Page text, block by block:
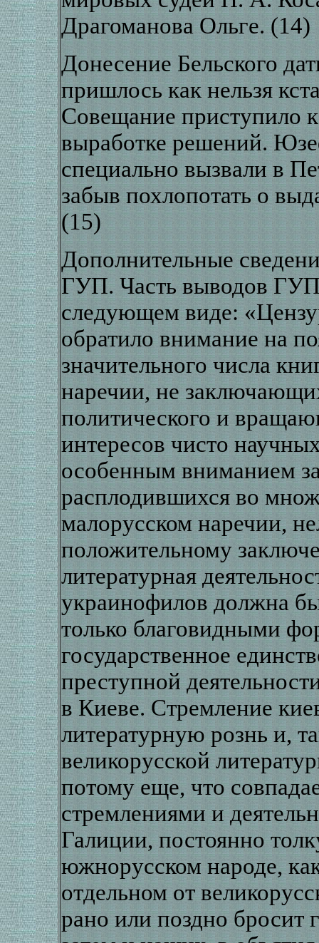
Драгоманова Ольге. (14)
Донесение Бельского
пришлось как нельзя
Совещание приступило
выработке решений.
специально вызвали в
забыв похлопотать о
(15)
Дополнительные
ГУП. Часть выводов
следующем виде:
обратило внимание на
значительного числа
наречии, не
политического и
интересов чисто
особенным вниманием
расплодившихся во
малорусском наречии,
положительному
литературная
украинофилов должна
только благовидными
государственное
преступной
в Киеве. Стремление
литературную рознь и,
великорусской
потому еще, что
стремлениями и
Галиции, постоянно
южнорусском народе,
отдельном от
рано или поздно бросит